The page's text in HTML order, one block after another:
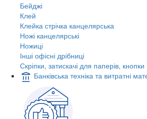
Бейджі
Клей
Клейка стрічка канцелярська
Ножі канцелярські
Ножиці
Інші офісні дрібниці
Скріпки, затискачі для паперів, кнопки
Банківська техніка та витратні